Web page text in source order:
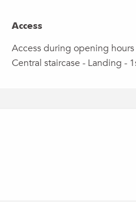
Access
Access
Access during opening hours
Central staircase - Landing -